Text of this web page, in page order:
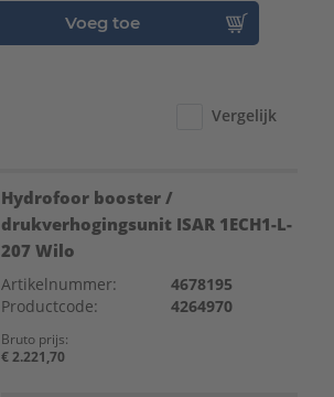
Voeg toe
Vergelijk
Hydrofoor booster /
drukverhogingsunit ISAR 1ECH1-L-
207 Wilo
Artikelnummer:
4678195
Productcode:
4264970
Bruto prijs:
€ 2.221,70